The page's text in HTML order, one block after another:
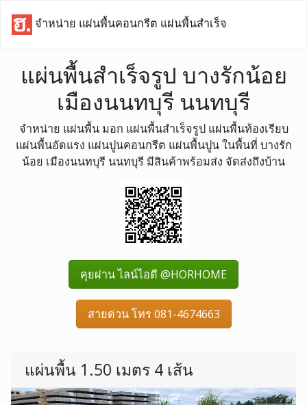
จำหน่าย แผ่นพื้นคอนกรีต แผ่นพื้นสำเร็จ
แผ่นพื้นสำเร็จรูป บางรักน้อย
เมืองนนทบุรี นนทบุรี
จำหน่าย แผ่นพื้น มอก แผ่นพื้นสำเร็จรูป แผ่นพื้นท้องเรียบ
แผ่นพื้นอัดแรง แผ่นปูนคอนกรีต แผ่นพื้นปูน ในพื้นที่ บางรัก
น้อย เมืองนนทบุรี นนทบุรี มีสินค้าพร้อมส่ง จัดส่งถึงบ้าน
คุยผ่าน ไลน์ไอดี @HORHOME
สายด่วน โทร 081-4674663
แผ่นพื้น 1.50 เมตร 4 เส้น